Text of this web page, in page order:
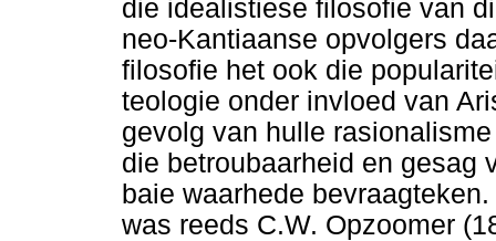
die idealistiese filosofie van
neo-Kantiaanse opvolgers
filosofie het ook die
teologie onder invloed van
gevolg van hulle
die betroubaarheid en gesag
baie waarhede
was reeds C.W. Opzoomer